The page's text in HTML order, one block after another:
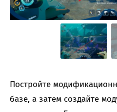
Постройте
базе, а затем создайте